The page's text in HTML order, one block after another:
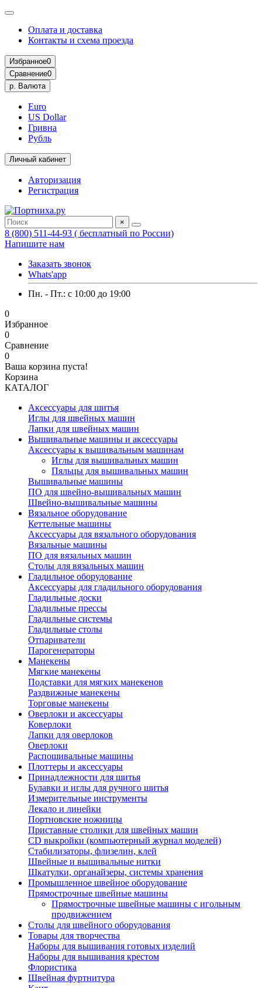
Оплата и доставка
Контакты и схема проезда
Избранное0
Сравнение0
р. Валюта
Euro
US Dollar
Гривна
Рубль
Личный кабинет
Авторизация
Регистрация
×
8 (800) 511-44-93 ( бесплатный по России)
Напишите нам
Заказать звонок
Whats'app
Пн. - Пт.: c 10:00 до 19:00
0
Избранное
0
Сравнение
0
Ваша корзина пуста!
Корзина
КАТАЛОГ
Аксессуары для шитья
Иглы для швейных машин
Лапки для швейных машин
Вышивальные машины и аксессуары
Аксессуары к вышивальным машинам
Иглы для вышивальных машин
Пяльцы для вышивальных машин
Вышивальные машины
ПО для швейно-вышивальных машин
Швейно-вышивальные машины
Вязальное оборудование
Кеттельные машины
Аксессуары для вязального оборудования
Вязальные машины
ПО для вязальных машин
Столы для вязальных машин
Гладильное оборудование
Аксессуары для гладильного оборудования
Гладильные доски
Гладильные прессы
Гладильные системы
Гладильные столы
Отпариватели
Парогенераторы
Манекены
Мягкие манекены
Подставки для мягких манекенов
Раздвижные манекены
Торговые манекены
Оверлоки и аксессуары
Коверлоки
Лапки для оверлоков
Оверлоки
Распошивальные машины
Плоттеры и аксессуары
Принадлежности для шитья
Булавки и иглы для ручного шитья
Измерительные инструменты
Лекало и линейки
Портновские ножницы
Приставные столики для швейных машин
СD выкройки (компьютерный журнал моделей)
Стабилизаторы, флизелин, клей
Швейные и вышивальные нитки
Шкатулки, органайзеры, системы хранения
Промышленное швейное оборудование
Прямострочные швейные машины
Прямострочные швейные машины с игольным
продвижением
Столы для швейного оборудования
Товары для творчества
Наборы для вышивания готовых изделий
Наборы для вышивания крестом
Флористика
Швейная фуртнитура